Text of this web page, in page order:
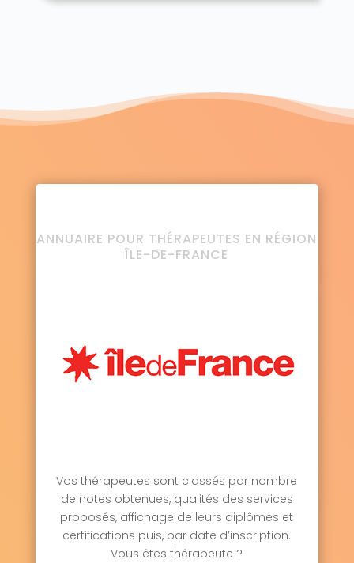
ANNUAIRE POUR THÉRAPEUTES EN RÉGION
ÎLE-DE-FRANCE
Vos thérapeutes sont classés par nombre
de notes obtenues, qualités des services
proposés, affichage de leurs diplômes et
certifications puis, par date d’inscription.
Vous êtes thérapeute ?